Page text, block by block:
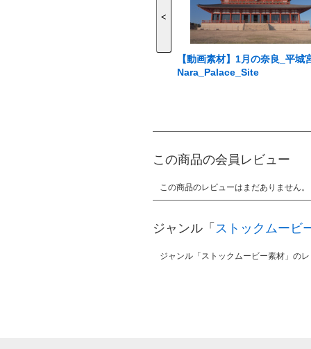
<
【動画素材】1月の奈良_平城
Nara_Palace_Site
この商品の会員レビュー
この商品のレビューはまだありません。
ジャンル「 ストックムービ
ジャンル「ストックムービー素材」のレ